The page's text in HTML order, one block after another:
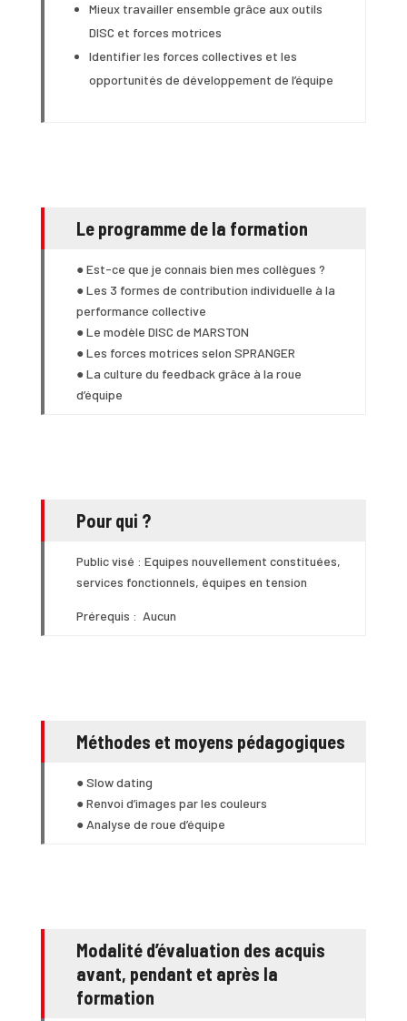
Mieux travailler ensemble grâce aux outils
DISC et forces motrices
Identifier les forces collectives et les
opportunités de développement de l’équipe
Le programme de la formation
● Est-ce que je connais bien mes collègues ?
● Les 3 formes de contribution individuelle à la
performance collective
● Le modèle DISC de MARSTON
● Les forces motrices selon SPRANGER
● La culture du feedback grâce à la roue
d’équipe
Pour qui ?
Public visé : Equipes nouvellement constituées,
services fonctionnels, équipes en tension
Prérequis : Aucun
Méthodes et moyens pédagogiques
● Slow dating
● Renvoi d’images par les couleurs
● Analyse de roue d’équipe
Modalité d’évaluation des acquis
avant, pendant et après la
formation